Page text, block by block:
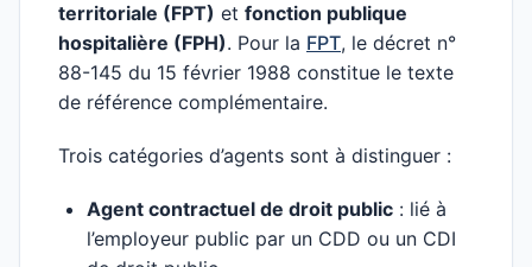
territoriale (FPT) et fonction publique
hospitalière (FPH). Pour la FPT, le décret n°
88-145 du 15 février 1988 constitue le texte
de référence complémentaire.
Trois catégories d’agents sont à distinguer :
Agent contractuel de droit public : lié à
l’employeur public par un CDD ou un CDI